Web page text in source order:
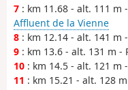
7 : km 11.68 - alt. 111 m
Affluent de la Vienne
8 : km 12.14 - alt. 141
9 : km 13.6 - alt. 131 m -
10 : km 14.5 - alt. 121 m
11 : km 15.21 - alt. 128